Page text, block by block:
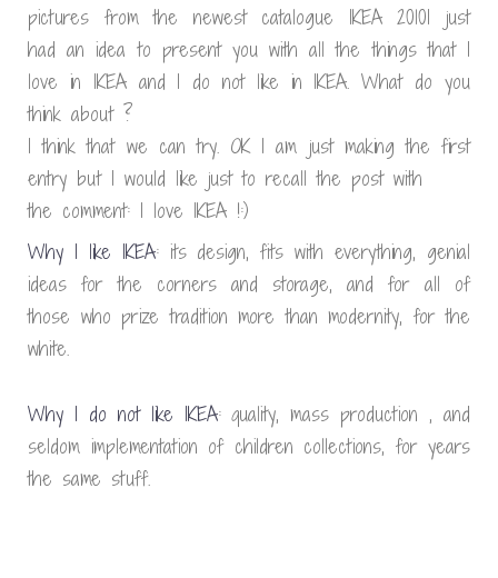
pictures from the newest catalogue IKEA 2010I just
had an idea to present you with all the things that I
love in IKEA and I do not like in IKEA. What do you
think about ?
I think that we can try. OK I am just making the first
entry but I would like just to recall the post with
the comment: I love IKEA !:)
Why I like IKEA: its design, fits with everything, genial
ideas for the corners and storage, and for all of
those who prize tradition more than modernity, for the
white.
Why I do not like IKEA: quality, mass production , and
seldom implementation of children collections, for years
the same stuff.